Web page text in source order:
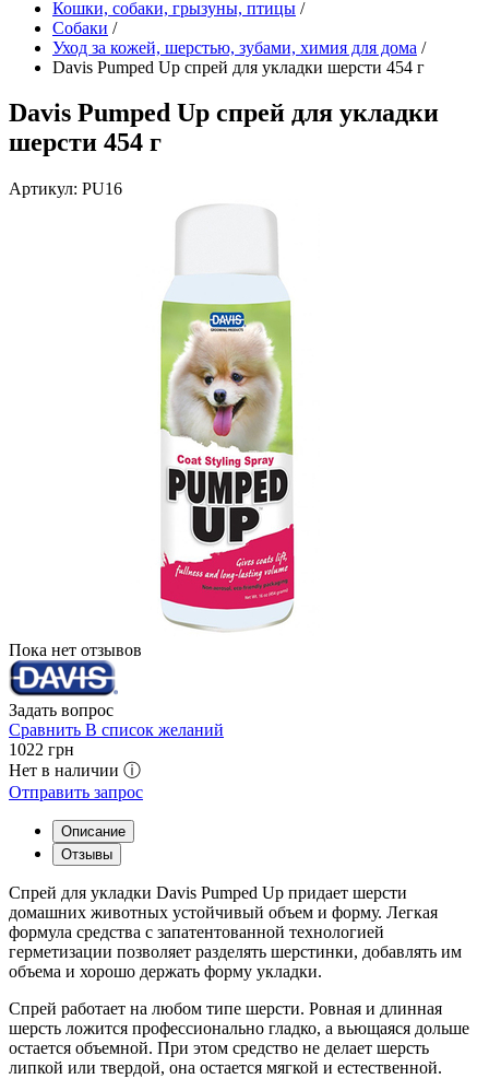
Кошки, собаки, грызуны, птицы /
Собаки /
Уход за кожей, шерстью, зубами, химия для дома /
Davis Pumped Up спрей для укладки шерсти 454 г
Davis Pumped Up спрей для укладки
шерсти 454 г
Артикул: PU16
Пока нет отзывов
Задать вопрос
Сравнить В список желаний
1022 грн
Нет в наличии ⓘ
Отправить запрос
Описание
Отзывы
Спрей для укладки Davis Pumped Up придает шерсти
домашних животных устойчивый объем и форму. Легкая
формула средства с запатентованной технологией
герметизации позволяет разделять шерстинки, добавлять им
объема и хорошо держать форму укладки.
Спрей работает на любом типе шерсти. Ровная и длинная
шерсть ложится профессионально гладко, а вьющаяся дольше
остается объемной. При этом средство не делает шерсть
липкой или твердой, она остается мягкой и естественной.